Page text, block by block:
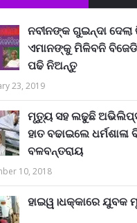
ନବୀନଙ୍କ ଗୁଇନ୍ଦା ଦେଲା
ଏମାନଙ୍କୁ ମିଳିବନି
ପଢି ନିଅନ୍ତୁ
23, 2019
ମୃତ୍ୟୁ ସହ ଲଢୁଛି
ହାତ ବଢାଇଲେ
ବଳବନ୍ତରାୟ
10, 2018
ହାଇୱ।ଧକ୍କାରେ ଯୁବକ